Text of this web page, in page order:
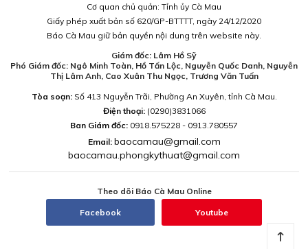
Cơ quan chủ quản: Tỉnh ủy Cà Mau
Giấy phép xuất bản số 620/GP-BTTTT, ngày 24/12/2020
Báo Cà Mau giữ bản quyền nội dung trên website này.
Giám đốc: Lâm Hồ Sỹ
Phó Giám đốc: Ngô Minh Toàn, Hồ Tấn Lộc, Nguyễn Quốc Danh, Nguyễn
Thị Lâm Anh, Cao Xuân Thu Ngọc, Trương Văn Tuấn
Tòa soạn:Số 413 Nguyễn Trãi, Phường An Xuyên, tỉnh Cà Mau.
Điện thoại: (0290)3831066
Ban Giám đốc: 0918.575228 - 0913.780557
Email: baocamau@gmail.com
baocamau.phongkythuat@gmail.com
Theo dõi Báo Cà Mau Online
Facebook Youtube